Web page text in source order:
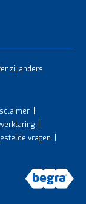
anders
vragen